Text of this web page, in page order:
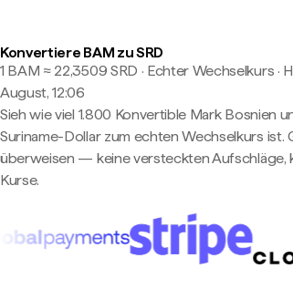
Konvertiere BAM zu SRD
1 BAM ≈ 22,3509 SRD · Echter Wechselkurs ·
August, 12:06
Sieh wie viel 1.800 Konvertible Mark Bosnien
Suriname-Dollar zum echten Wechselkurs ist.
überweisen — keine versteckten Aufschläge,
Kurse.